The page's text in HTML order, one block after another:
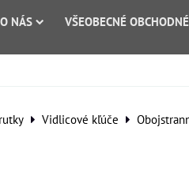
O NÁS VŠEOBECNÉ
Vidlicové kľúče